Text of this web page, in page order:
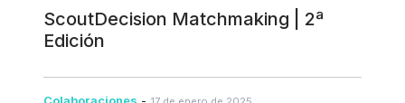
ScoutDecision Matchmaking | 2ª
Edición